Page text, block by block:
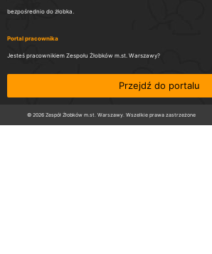
bezpośrednio do żłobka.
Portal pracownika
Jesteś pracownikiem Zespołu Żłobków m.st. Warszawy?
Przejdź do portalu
© 2026 Zespół Żłobków m.st. Warszawy. Wszelkie prawa zastrzeżone